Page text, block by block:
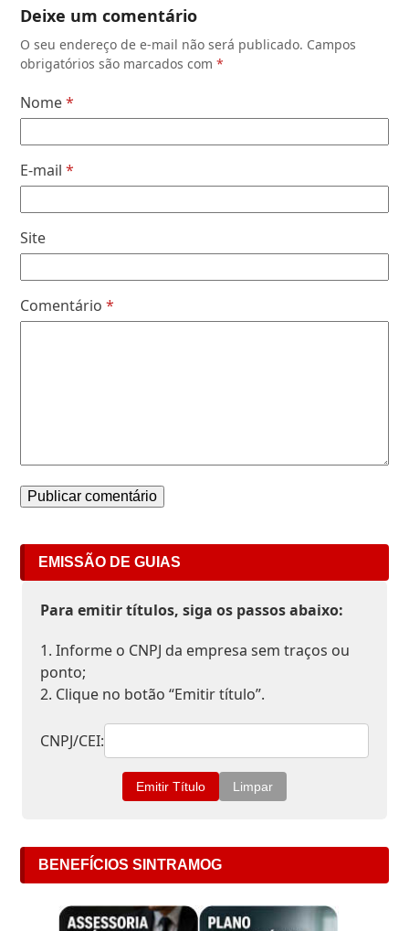
Deixe um comentário
O seu endereço de e-mail não será publicado. Campos
obrigatórios são marcados com*
Nome*
E-mail*
Site
Comentário*
EMISSÃO DE GUIAS
Para emitir títulos, siga os passos abaixo:
1. Informe o CNPJ da empresa sem traços ou
ponto;
2. Clique no botão “Emitir título”.
CNPJ/CEI:
BENEFÍCIOS SINTRAMOG